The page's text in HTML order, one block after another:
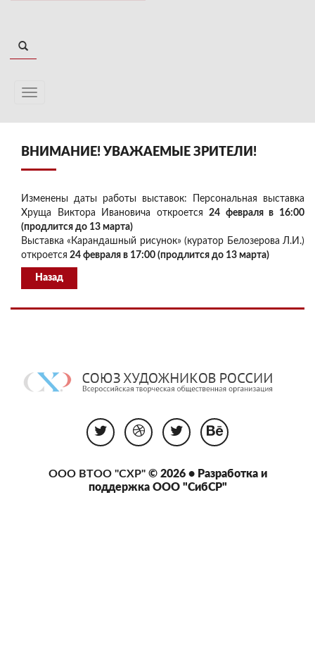
ВНИМАНИЕ! УВАЖАЕМЫЕ ЗРИТЕЛИ!
Изменены даты работы выставок: Персональная выставка
Хруща Виктора Ивановича откроется24 февраля в 16:00
(продлится до 13 марта)
Выставка «Карандашный рисунок» (куратор Белозерова Л.И.)
откроется 24 февраля в 17:00 (продлится до 13 марта)
Назад
ООО ВТОО "СХР"© 2026 • Разработка и
поддержка ООО "СибСР"